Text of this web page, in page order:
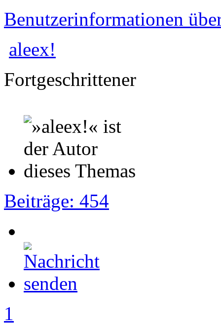
Benutzerinformationen
aleex!
Fortgeschrittener
Beiträge: 454
1